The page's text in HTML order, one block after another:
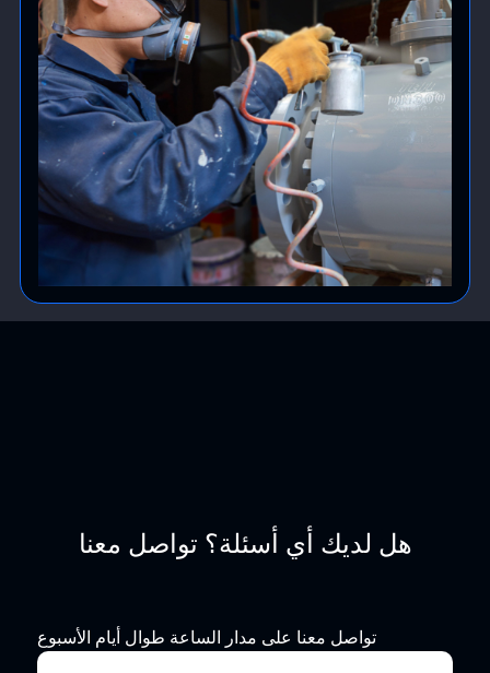
هل لديك أي أسئلة؟ تواصل معنا
تواصل معنا على مدار الساعة طوال أيام الأسبوع